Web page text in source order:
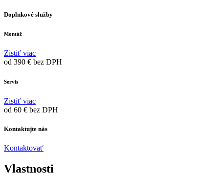
Doplnkové služby
Montáž
Zistiť viac
od 390 € bez DPH
Servis
Zistiť viac
od 60 € bez DPH
Kontaktujte nás
Kontaktovať
Vlastnosti